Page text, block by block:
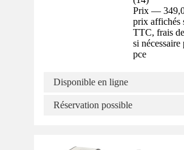
Prix —
prix affichés
TTC, frais
si nécessaire
pce
Disponible en ligne
Réservation possible